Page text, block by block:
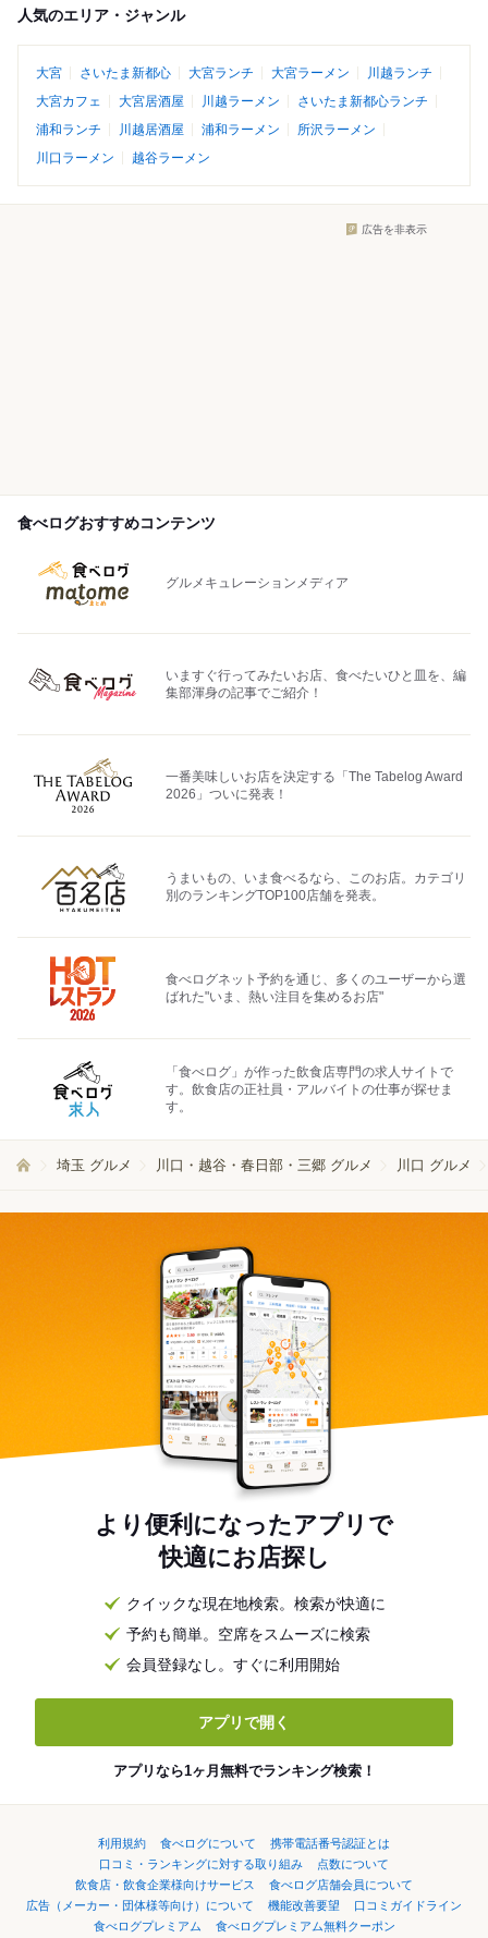
人気のエリア・ジャンル
大宮 さいたま新都心 大宮ランチ 大宮ラーメン
川越ランチ
大宮カフェ
大宮居酒屋 川越ラーメン
さいたま新都心ランチ
浦和ランチ
川越居酒屋 浦和ラーメン
所沢ラーメン
川口ラーメン
越谷ラーメン
広告を非表示
食べログおすすめコンテンツ
グルメキュレーションメディア
いますぐ行ってみたいお店、食べたいひと皿を、編
集部渾身の記事でご紹介！
一番美味しいお店を決定する「The Tabelog Award
2026」ついに発表！
うまいもの、いま食べるなら、このお店。カテゴリ
別のランキングTOP100店舗を発表。
食べログネット予約を通じ、多くのユーザーから選
ばれた"いま、熱い注目を集めるお店"
「食べログ」が作った飲食店専門の求人サイトで
す。飲食店の正社員・アルバイトの仕事が探せま
す。
埼玉 グルメ 川口・越谷・春日部・三郷 グルメ 川口 グルメ
より便利になったアプリで
快適にお店探し
クイックな現在地検索。検索が快適に
予約も簡単。空席をスムーズに検索
会員登録なし。すぐに利用開始
アプリで開く
アプリなら1ヶ月無料でランキング検索！
利用規約 食べログについて
携帯電話番号認証とは
口コミ・ランキングに対する取り組み
点数について
飲食店・飲食企業様向けサービス
食べログ店舗会員について
広告（メーカー・団体様等向け）について
機能改善要望
口コミガイドライン
食べログプレミアム
食べログプレミアム無料クーポン